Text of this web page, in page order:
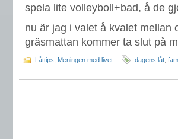
spela lite volleyboll+bad, å de
nu är jag i valet å kvalet mellan
gräsmattan kommer ta slut på
Låttips Meningen med livet dagens låt